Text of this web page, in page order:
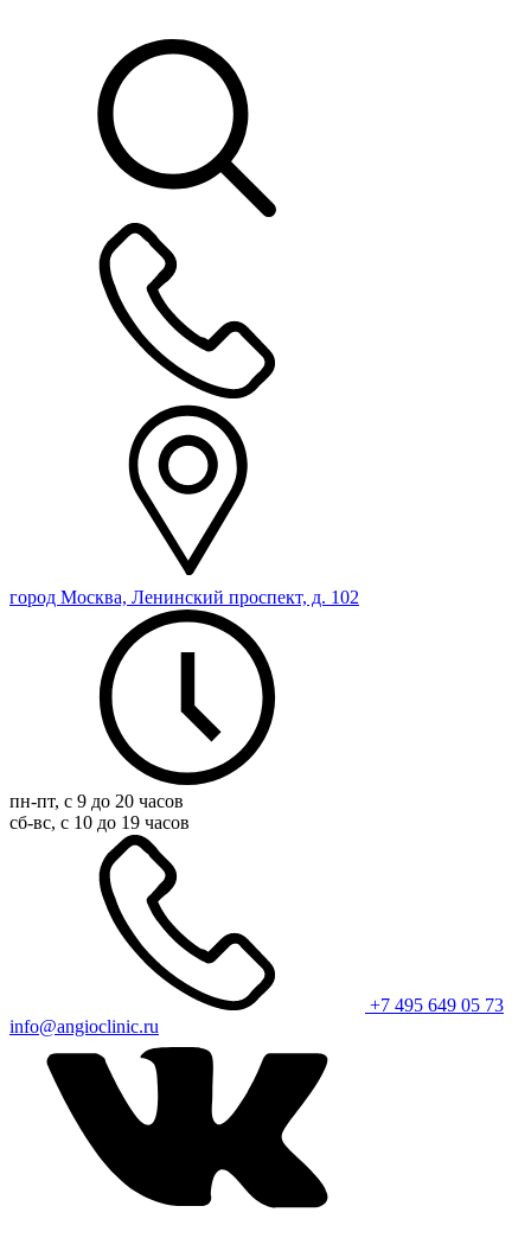
город Москва, Ленинский проспект, д. 102
пн-пт, с 9 до 20 часов
сб-вс, с 10 до 19 часов
+7 495 649 05 73
info@angioclinic.ru